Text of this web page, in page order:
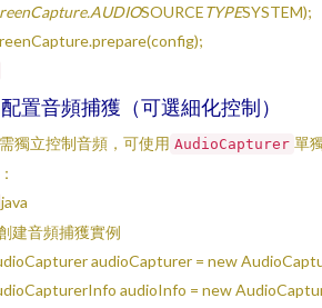
SOURCETYPESYSTEM);
配置音頻捕獲（可選細化控制）
獨立控制音頻，可使用 AudioCapturer 單
java
建音頻捕獲實例
audioCapturer = new
audioInfo = new